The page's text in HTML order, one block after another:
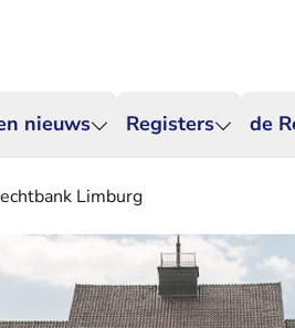
nieuws Registers de
Limburg